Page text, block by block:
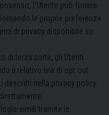
l’Utente può fornire
le proprie preferenze
di privacy disponibile su
di terza parte, gli Utenti
il relativo link di opt out
descritti nella privacy policy
simili tramite le